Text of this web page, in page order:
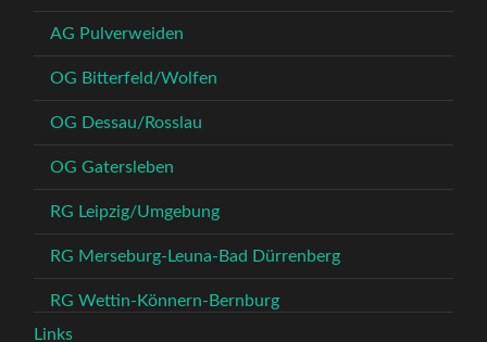
AG Pulverweiden
OG Bitterfeld/Wolfen
OG Dessau/Rosslau
OG Gatersleben
RG Leipzig/Umgebung
RG Merseburg-Leuna-Bad Dürrenberg
RG Wettin-Könnern-Bernburg
Links